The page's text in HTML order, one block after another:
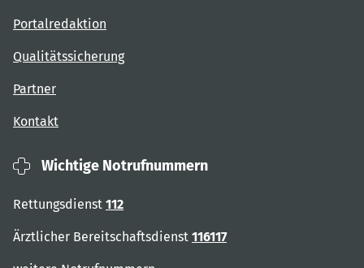
Portalredaktion
Qualitätssicherung
Partner
Kontakt
Wichtige Notrufnummern
Rettungsdienst 112
Ärztlicher Bereitschaftsdienst 116117